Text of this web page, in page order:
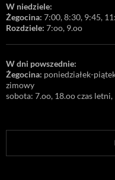
W niedziele:
Żegocina: 7:00, 8:30, 9:45,
Rozdziele: 7:oo, 9.oo
W dni powszednie:
Żegocina: poniedziałek-
zimowy
sobota: 7.oo, 18.oo czas